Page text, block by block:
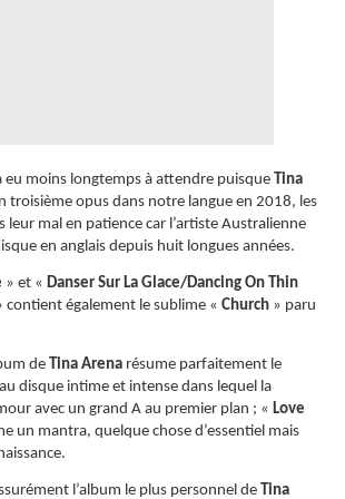
eu moins longtemps à attendre puisque Tina
troisième opus dans notre langue en 2018, les
mal en patience car l’artiste Australienne
en anglais depuis huit longues années.
» et « Danser Sur La Glace/Dancing On Thin
contient également le sublime « Church » paru
de Tina Arena résume parfaitement le
disque intime et intense dans lequel la
avec un grand A au premier plan ; « Love
un mantra, quelque chose d’essentiel mais
l’album le plus personnel de Tina